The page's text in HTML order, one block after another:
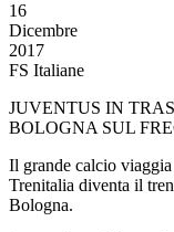
16
Dicembre
2017
FS Italiane
JUVENTUS IN
BOLOGNA SUL
Il grande calcio
Trenitalia diventa il
Bologna.